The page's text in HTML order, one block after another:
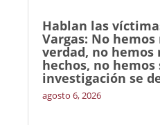
Hablan las
Vargas: No
verdad, no hemos
hechos, no
investigación se
agosto 6, 2026